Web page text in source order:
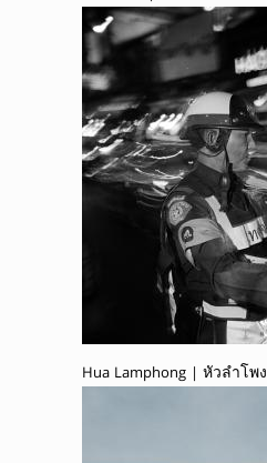
Hua Lamphong | หัวลำโพง